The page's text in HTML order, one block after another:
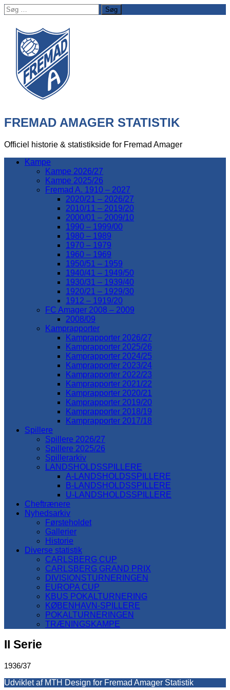
Søg
efter:
FREMAD AMAGER STATISTIK
Officiel historie & statistikside for Fremad Amager
Kampe
Kampe 2026/27
Kampe 2025/26
Fremad A. 1910 – 2027
2020/21 – 2026/27
2010/11 – 2019/20
2000/01 – 2009/10
1990 – 1999/00
1980 – 1989
1970 – 1979
1960 – 1969
1950/51 – 1959
1940/41 – 1949/50
1930/31 – 1939/40
1920/21 – 1929/30
1912 – 1919/20
FC Amager 2008 – 2009
2008/09
Kamprapporter
Kamprapporter 2026/27
Kamprapporter 2025/26
Kamprapporter 2024/25
Kamprapporter 2023/24
Kamprapporter 2022/23
Kamprapporter 2021/22
Kamprapporter 2020/21
Kamprapporter 2019/20
Kamprapporter 2018/19
Kamprapporter 2017/18
Spillere
Spillere 2026/27
Spillere 2025/26
Spillerarkiv
LANDSHOLDSSPILLERE
A-LANDSHOLDSSPILLERE
B-LANDSHOLDSSPILLERE
U-LANDSHOLDSSPILLERE
Cheftrænere
Nyhedsarkiv
Førsteholdet
Gallerier
Historie
Diverse statistik
CARLSBERG CUP
CARLSBERG GRAND PRIX
DIVISIONSTURNERINGEN
EUROPA CUP
KBUS POKALTURNERING
KØBENHAVN-SPILLERE
POKALTURNERINGEN
TRÆNINGSKAMPE
II Serie
1936/37
Udviklet af MTH Design for Fremad Amager Statistik